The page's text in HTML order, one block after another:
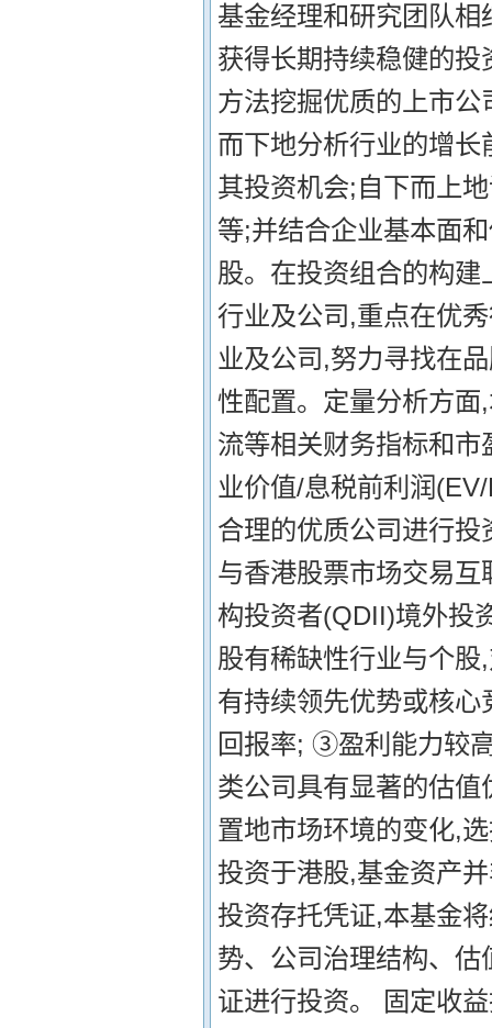
基金经理和研究团队
获得长期持续稳健的
方法挖掘优质的上市
而下地分析行业的增
其投资机会;自下而上
等;并结合企业基本面
股。在投资组合的构
行业及公司,重点在优
业及公司,努力寻找在
性配置。定量分析方
流等相关财务指标和
业价值/息税前利润
合理的优质公司进行
与香港股票市场交易
构投资者(QDII)境外投
股有稀缺性行业与个
有持续领先优势或核
回报率; ③盈利能力较
类公司具有显著的估
置地市场环境的变化,
投资于港股,基金资产
投资存托凭证,本基金
势、公司治理结构、
证进行投资。 固定收